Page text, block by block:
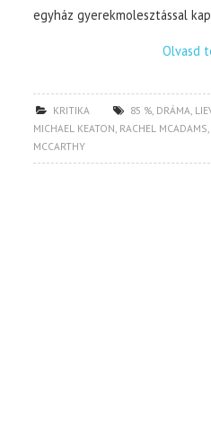
egyház gyerekmolesztással
Olvasd
KRITIKA 85 %, DRÁMA,
MICHAEL KEATON, RACHEL MCADAMS,
MCCARTHY